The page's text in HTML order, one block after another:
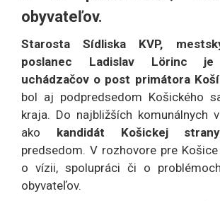
obyvateľov.
Starosta Sídliska KVP,
poslanec Ladislav Lörinc
uchádzačov o post primátora
bol aj podpredsedom Košického
kraja. Do najbližších komunálnych
ako kandidát Košickej strany
predsedom. V rozhovore pre
o vízii, spolupráci či o
obyvateľov.